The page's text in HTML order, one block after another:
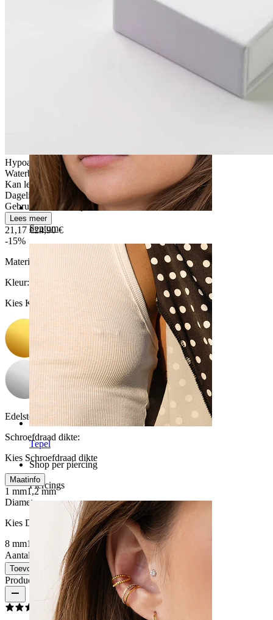
Septum
Tepel
Shop per piercing
Piercings
Hypoallergeen
Waterbestendig
Kan levenslang meegaan
Dagelijks gebruik
Gebruikersvriendelijk
Lees meer
21,17 €24,90 €
-15%
Materiaal:
Titanium
Kleur:
Kies Kleur
Edelsteen kleur: Transparant
Schroefdraad dikte:
Kies Schroefdraad dikte
Maatinfo
1 mm1,2 mm
Diameter
Kies Diameter
8 mm10 mm
Aantal: 1
Wijzigen
Toevoegen aan winkelwagen
Productbeoordelingen